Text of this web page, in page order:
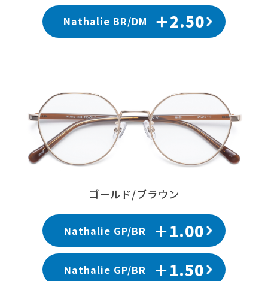
Nathalie BR/DM ＋2.50
ゴールド/ブラウン
Nathalie GP/BR ＋1.00
Nathalie GP/BR ＋1.50